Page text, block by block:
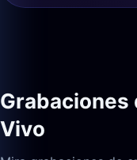
Grabaciones
Vivo